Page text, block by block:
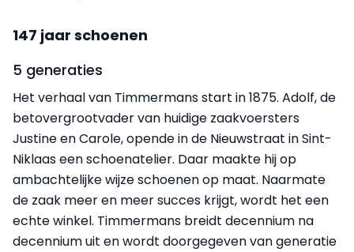
147 jaar schoenen
5 generaties
Het verhaal van Timmermans start in 1875. Adolf, de
betovergrootvader van huidige zaakvoersters
Justine en Carole, opende in de Nieuwstraat in Sint-
Niklaas een schoenatelier. Daar maakte hij op
ambachtelijke wijze schoenen op maat. Naarmate
de zaak meer en meer succes krijgt, wordt het een
echte winkel. Timmermans breidt decennium na
decennium uit en wordt doorgegeven van generatie